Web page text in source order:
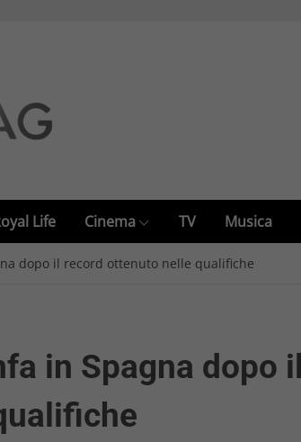
Life Cinema TV Musica
dopo il record ottenuto nelle qualifiche
in Spagna dopo il